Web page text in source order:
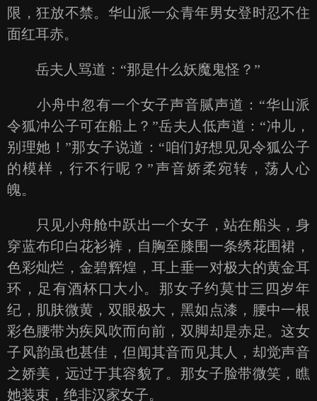
限，狂放不禁。华山派一众青年男女登时忍不住
面红耳赤。
岳夫人骂道：“那是什么妖魔鬼怪？”
小舟中忽有一个女子声音腻声道：“华山派
令狐冲公子可在船上？”岳夫人低声道：“冲儿，
别理她！”那女子说道：“咱们好想见见令狐公子
的模样，行不行呢？”声音娇柔宛转，荡人心
魄。
只见小舟舱中跃出一个女子，站在船头，身
穿蓝布印白花衫裤，自胸至膝围一条绣花围裙，
色彩灿烂，金碧辉煌，耳上垂一对极大的黄金耳
环，足有酒杯口大小。那女子约莫廿三四岁年
纪，肌肤微黄，双眼极大，黑如点漆，腰中一根
彩色腰带为疾风吹而向前，双脚却是赤足。这女
子风韵虽也甚佳，但闻其音而见其人，却觉声音
之娇美，远过于其容貌了。那女子脸带微笑，瞧
她装束，绝非汉家女子。